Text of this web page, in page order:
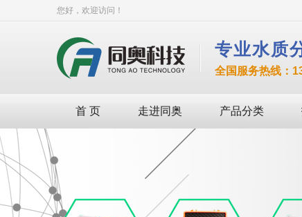
您好，欢迎访问！
专业水质
全国服务热线：
首 页 走进同奥 产品分类